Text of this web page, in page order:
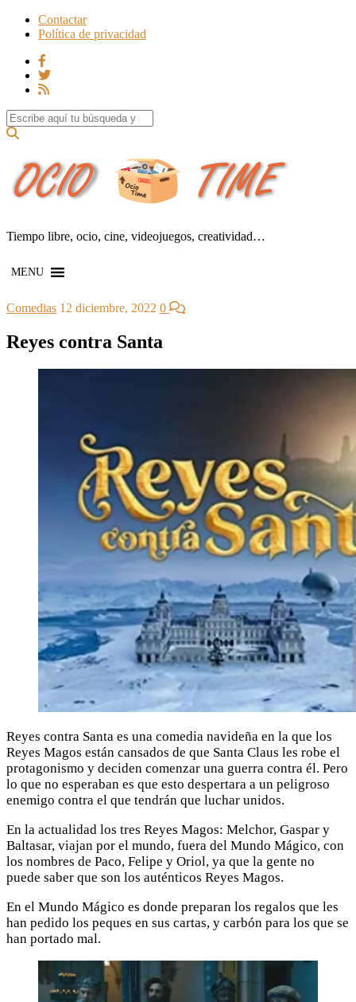
Contactar
Política de privacidad
Search for:
Tiempo libre, ocio, cine, videojuegos, creatividad…
MENU
Comedias 12 diciembre, 2022 0
Reyes contra Santa
Reyes contra Santa es una comedia navideña en la que los
Reyes Magos están cansados de que Santa Claus les robe el
protagonismo y deciden comenzar una guerra contra él. Pero
lo que no esperaban es que esto despertara a un peligroso
enemigo contra el que tendrán que luchar unidos.
En la actualidad los tres Reyes Magos: Melchor, Gaspar y
Baltasar, viajan por el mundo, fuera del Mundo Mágico, con
los nombres de Paco, Felipe y Oriol, ya que la gente no
puede saber que son los auténticos Reyes Magos.
En el Mundo Mágico es donde preparan los regalos que les
han pedido los peques en sus cartas, y carbón para los que se
han portado mal.